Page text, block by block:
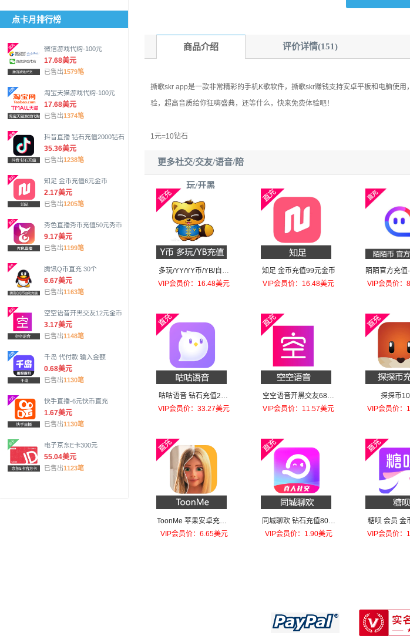
点卡月排行榜
微信游戏代购-100元
17.68美元
已售出1579笔
淘宝天猫游戏代购-100元
17.68美元
已售出1374笔
抖音直播 钻石充值2000钻石
35.36美元
已售出1238笔
知足 金币充值6元金币
2.17美元
已售出1205笔
秀色直播秀币充值50元秀币
9.17美元
已售出1199笔
腾讯Q币直充 30个
6.67美元
已售出1163笔
空空语音开黑交友12元金币
3.17美元
已售出1148笔
千岛 代付款 输入金额
0.68美元
已售出1130笔
快手直播-6元快币直充
1.67美元
已售出1130笔
电子京东E卡300元
55.04美元
已售出1123笔
商品介绍 评价详情(151)
撕歌skr app是一款非常精彩的手机K歌软件，撕歌skr赚钱支持安卓平板和电脑使
验，超高音质给你狂嗨盛典，还等什么，快来免费体验吧！
1元=10钻石
更多社交/交友/语音/陪
玩/开黑
多玩/YY/YY币/YB/自动
充值100个
VIP会员价：16.48美元
知足 金币充值99元金币
VIP会员价：16.48美元
陌陌官方充
币
VIP会员价：
咕咕语音 钻石充值200
元钻石
VIP会员价：33.27美元
空空语音开黑交友68元
金币
VIP会员价：11.57美元
探探币
VIP会员价：
ToonMe 苹果安卓充值T
oonMe PRO
VIP会员价：6.65美元
同城聊欢 钻石充值80钻
石
VIP会员价：1.90美元
糖呗 会员 金
月
VIP会员价：